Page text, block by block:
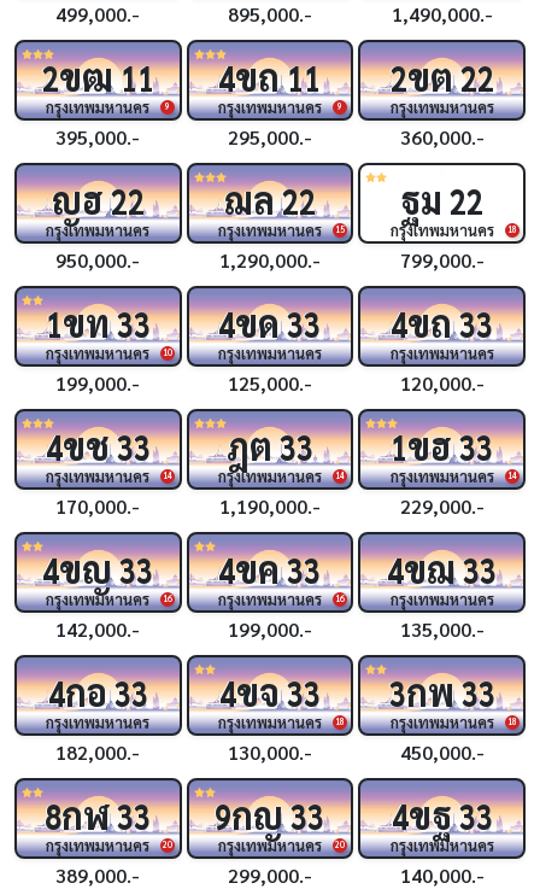
499,000.- 895,000.- 1,490,000.-
9
2ขฒ11
กรุงเทพมหานคร
395,000.-
9
4ขถ11
กรุงเทพมหานคร
295,000.-
2ขต22
กรุงเทพมหานคร
360,000.-
ญฮ22
กรุงเทพมหานคร
950,000.-
15
ฌล22
กรุงเทพมหานคร
1,290,000.-
18
ฐม 22
กรุงเทพมหานคร
799,000.-
10
1ขท33
กรุงเทพมหานคร
199,000.-
4ขด33
กรุงเทพมหานคร
125,000.-
4ขถ33
กรุงเทพมหานคร
120,000.-
14
4ขช33
กรุงเทพมหานคร
170,000.-
14
ฎต33
กรุงเทพมหานคร
1,190,000.-
14
1ขฮ33
กรุงเทพมหานคร
229,000.-
16
4ขญ33
กรุงเทพมหานคร
142,000.-
16
4ขค33
กรุงเทพมหานคร
199,000.-
4ขฌ33
กรุงเทพมหานคร
135,000.-
4กอ33
กรุงเทพมหานคร
182,000.-
18
4ขจ33
กรุงเทพมหานคร
130,000.-
18
3กพ33
กรุงเทพมหานคร
450,000.-
20
8กฬ33
กรุงเทพมหานคร
389,000.-
20
9กญ33
กรุงเทพมหานคร
299,000.-
4ขฐ33
กรุงเทพมหานคร
140,000.-